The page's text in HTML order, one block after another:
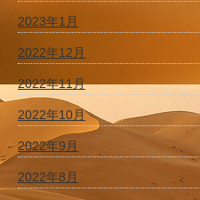
2023年1月
2022年12月
2022年11月
2022年10月
2022年9月
2022年8月